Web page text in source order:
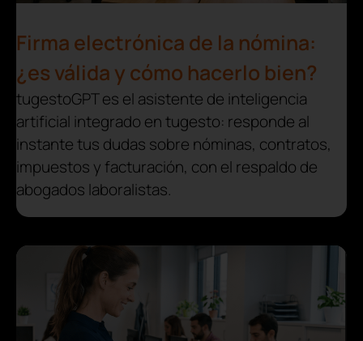
Firma electrónica de la nómina:
¿es válida y cómo hacerlo bien?
tugestoGPT es el asistente de inteligencia
artificial integrado en tugesto: responde al
instante tus dudas sobre nóminas, contratos,
impuestos y facturación, con el respaldo de
abogados laboralistas.